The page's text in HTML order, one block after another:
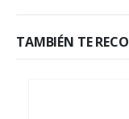
TAMBIÉN TE